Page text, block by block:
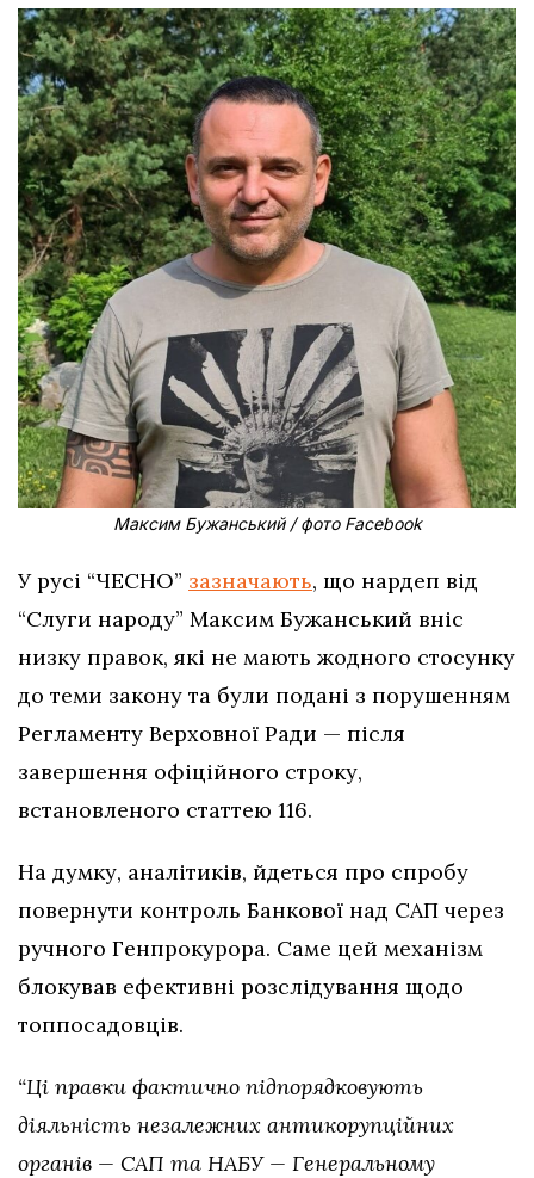
Максим Бужанський / фото Facebook
У русі “ЧЕСНО” зазначають, що нардеп від
“Слуги народу” Максим Бужанський вніс
низку правок, які не мають жодного стосунку
до теми закону та були подані з порушенням
Регламенту Верховної Ради — після
завершення офіційного строку,
встановленого статтею 116.
На думку, аналітиків, йдеться про спробу
повернути контроль Банкової над САП через
ручного Генпрокурора. Саме цей механізм
блокував ефективні розслідування щодо
топпосадовців.
“Ці правки фактично підпорядковують
діяльність незалежних антикорупційних
органів — САП та НАБУ — Генеральному